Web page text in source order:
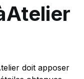
doit apposer